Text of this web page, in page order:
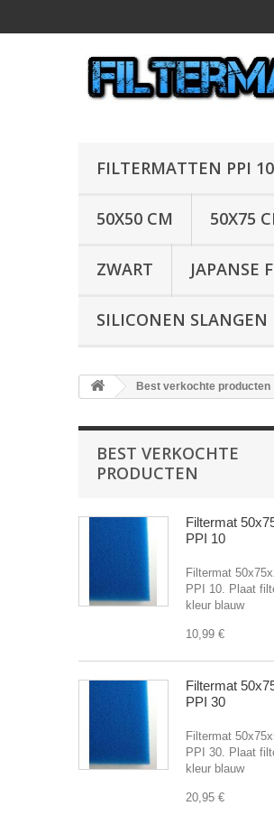
FILTERMATTEN PPI 10
50X50 CM 50X75
ZWART JAPANSE
SILICONEN SLANGEN
Best verkochte producten
BEST VERKOCHTE
PRODUCTEN
Filtermat
PPI 10
Filtermat
PPI 10. Plaat
kleur blauw
10,99 €
Filtermat
PPI 30
Filtermat
PPI 30. Plaat
kleur blauw
20,95 €